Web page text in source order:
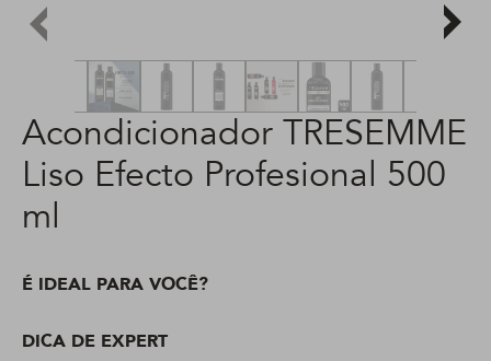
Acondicionador TRESEMME
Liso Efecto Profesional 500
ml
É IDEAL PARA VOCÊ?
DICA DE EXPERT